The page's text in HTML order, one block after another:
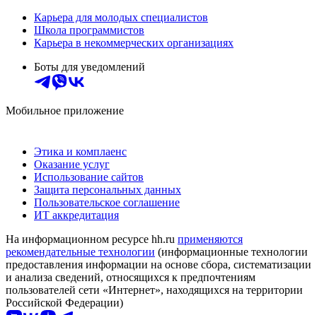
Карьера для молодых специалистов
Школа программистов
Карьера в некоммерческих организациях
Боты для уведомлений
Мобильное приложение
Этика и комплаенс
Оказание услуг
Использование сайтов
Защита персональных данных
Пользовательское соглашение
ИТ аккредитация
На информационном ресурсе hh.ru применяются
рекомендательные технологии (информационные технологии
предоставления информации на основе сбора, систематизации
и анализа сведений, относящихся к предпочтениям
пользователей сети «Интернет», находящихся на территории
Российской Федерации)